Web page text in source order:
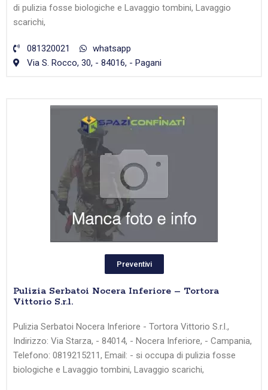
di pulizia fosse biologiche e Lavaggio tombini, Lavaggio
scarichi,
081320021
whatsapp
Via S. Rocco, 30, - 84016, - Pagani
Preventivi
Pulizia Serbatoi Nocera Inferiore – Tortora
Vittorio S.r.l.
Pulizia Serbatoi Nocera Inferiore - Tortora Vittorio S.r.l.,
Indirizzo: Via Starza, - 84014, - Nocera Inferiore, - Campania,
Telefono: 0819215211, Email: - si occupa di pulizia fosse
biologiche e Lavaggio tombini, Lavaggio scarichi,